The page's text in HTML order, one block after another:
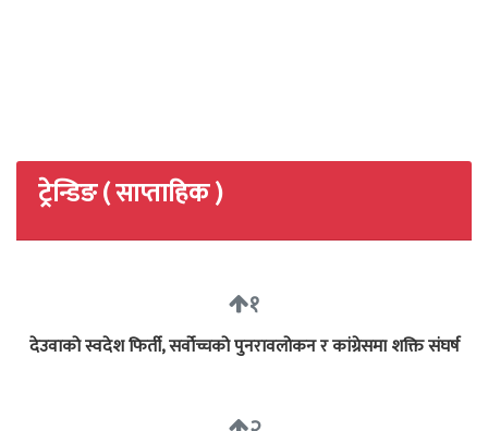
ट्रेन्डिङ ( साप्ताहिक )
१
देउवाको स्वदेश फिर्ती, सर्वोच्चको पुनरावलोकन र कांग्रेसमा शक्ति संघर्ष